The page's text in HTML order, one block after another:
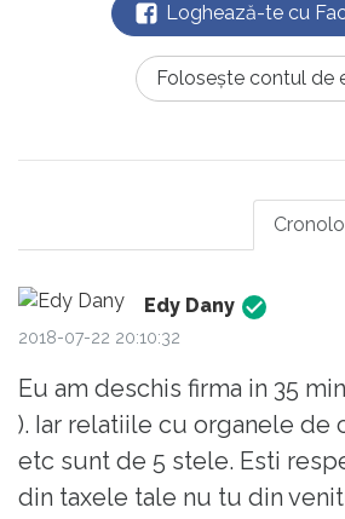
Loghează-te cu
Folosește contul de
Edy Dany
2018-07-22 20:10:32
Eu am deschis firma in 35
). Iar relatiile cu organele de
etc sunt de 5 stele. Esti
din taxele tale nu tu din